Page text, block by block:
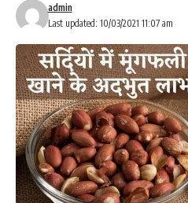
Last updated: 10/03/2021 11:07 am
admin